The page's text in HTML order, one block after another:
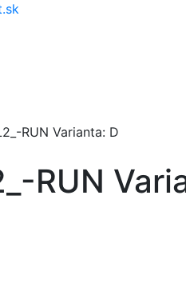
RUN Varianta: D
RUN